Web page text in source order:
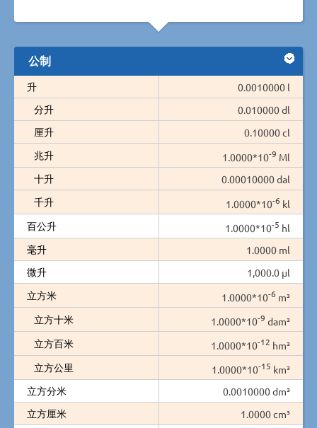
公制
升
0.0010000 l
分升
0.010000 dl
厘升
0.10000 cl
兆升
1.0000*10-9 Ml
十升
0.00010000 dal
千升
1.0000*10-6 kl
百公升
1.0000*10-5 hl
毫升
1.0000 ml
微升
1,000.0 µl
立方米
1.0000*10-6 m³
立方十米
1.0000*10-9 dam³
立方百米
1.0000*10-12 hm³
立方公里
1.0000*10-15 km³
立方分米
0.0010000 dm³
立方厘米
1.0000 cm³